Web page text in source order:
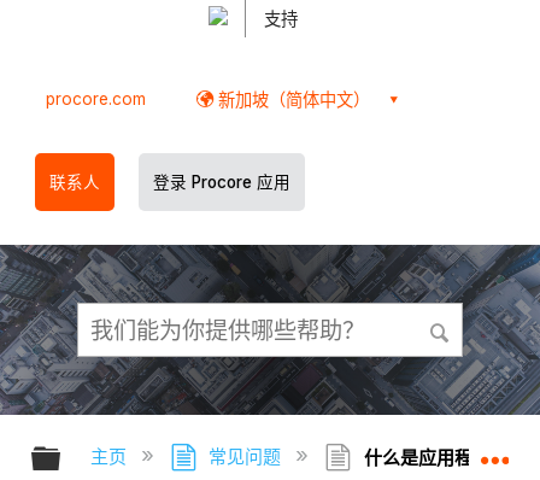
支持
procore.com 新加坡（简体中文）
联系人 登录 Procore 应用
扩展/隐缩全局层次
主页 常见问题 什么是应用程序管理